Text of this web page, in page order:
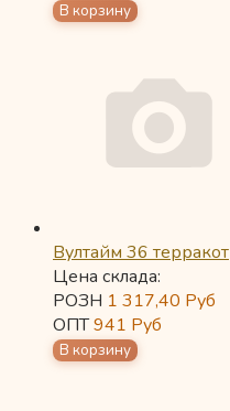
Вултайм 36 терракот
Цена склада:
РОЗН 1 317,40 Руб
ОПТ941 Руб